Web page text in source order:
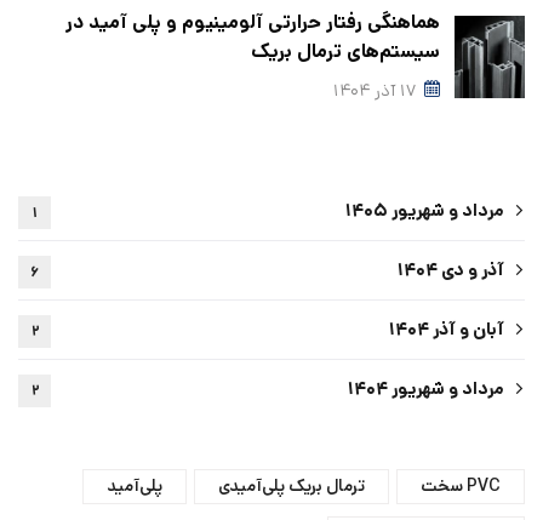
هماهنگی رفتار حرارتی آلومینیوم و پلی‌ آمید در
سیستم‌های ترمال بریک
۱۷ آذر ۱۴۰۴
مرداد و شهریور ۱۴۰۵ ۱
آذر و دی ۱۴۰۴ ۶
آبان و آذر ۱۴۰۴ ۲
مرداد و شهریور ۱۴۰۴ ۲
PVC سخت ترمال بریک پلی‌آمیدی
پلی‌آمید